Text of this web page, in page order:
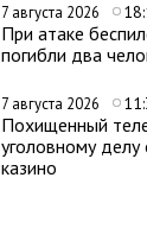
7 августа 2026
При атаке
погибли два
7 августа 2026
Похищенный
уголовному делу
казино